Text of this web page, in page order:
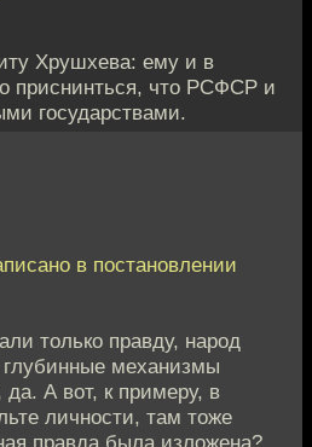
Хрушхева: ему и в
приснинться, что РСФСР и
государствами.
в постановлении
только правду, народ
механизмы
да. А вот, к примеру, в
личности, там тоже